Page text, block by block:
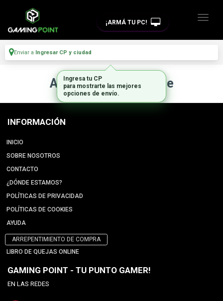
¡ARMÁ TU PC!
Enviar a Ingresar CP y ciudad
Artículo no disponible
INFORMACIÓN
INICIO
SOBRE NOSOTROS
CONTACTO
¿DÓNDE ESTAMOS?
POLÍTICAS DE PRIVACIDAD
POLÍTICAS DE COOKIES
AYUDA
ARREPENTIMIENTO DE COMPRA
LIBRO DE QUEJAS ONLINE
GAMING POINT - TU PUNTO GAMER!
EN LAS REDES
Ingresa tu CP
para mostrarte las mejores
opciones de envío.